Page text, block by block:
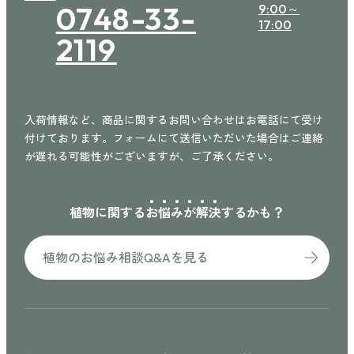
0748-33-
2119
9:00～
17:00
入荷情報など、商品に関するお問い合わせはお電話にて受け
付けております。フォームにて送信いただいた場合はご連絡
が遅れる可能性がございますが、ご了承ください。
植物に関するお悩みが解決するかも？
植物のお悩み相談Q&Aを見る